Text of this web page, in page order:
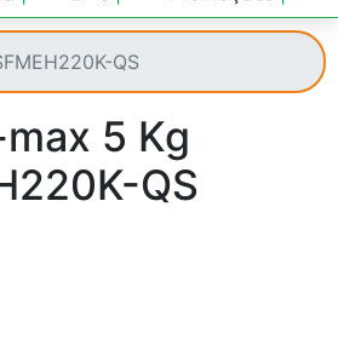
QS
5 Kg
QS